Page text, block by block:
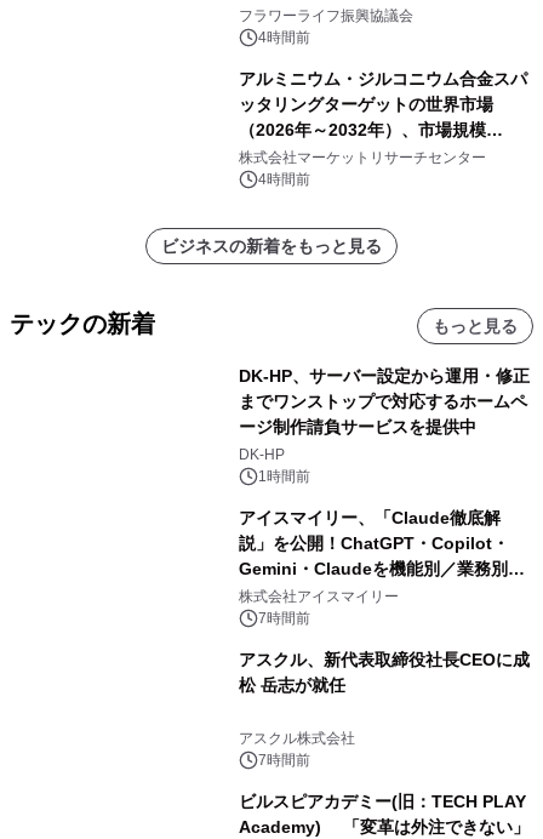
フラワーライフ振興協議会
4時間前
アルミニウム・ジルコニウム合金スパ
ッタリングターゲットの世界市場
（2026年～2032年）、市場規模
（0.995、0.999、その他）・分析レポ
ートを発表
株式会社マーケットリサーチセンター
4時間前
ビジネスの新着をもっと見る
テックの新着 もっと見る
DK-HP、サーバー設定から運用・修正
までワンストップで対応するホームペ
ージ制作請負サービスを提供中
DK-HP
1時間前
アイスマイリー、「Claude徹底解
説」を公開！ChatGPT・Copilot・
Gemini・Claudeを機能別／業務別に
比較―自社に合う生成AIの選び方がわ
かる実践ガイド
株式会社アイスマイリー
7時間前
アスクル、新代表取締役社長CEOに成
松 岳志が就任
アスクル株式会社
7時間前
ビルスピアカデミー(旧：TECH PLAY
Academy) 「変革は外注できない」